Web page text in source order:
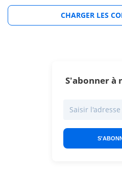
CHARGER LES
S'abonner à